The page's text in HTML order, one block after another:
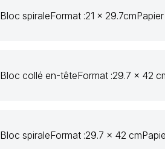
Bloc spiraleFormat :21 x 29.7cmPapier
Bloc collé en-têteFormat :29.7 x 42
Bloc spiraleFormat :29.7 x 42 cm